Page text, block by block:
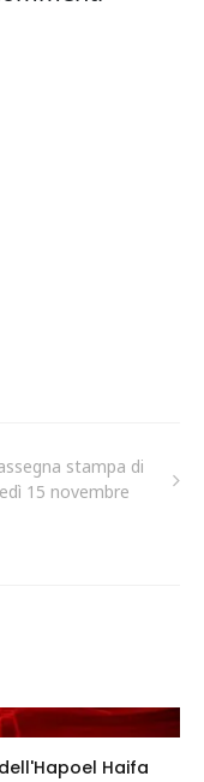
stampa di
15 novembre
Haifa